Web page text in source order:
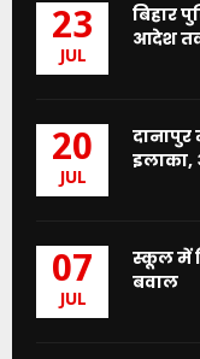
23
JUL
बिहार
आदेश तक
20
JUL
दानापुर
इलाका,
07
JUL
स्कूल में
बवाल